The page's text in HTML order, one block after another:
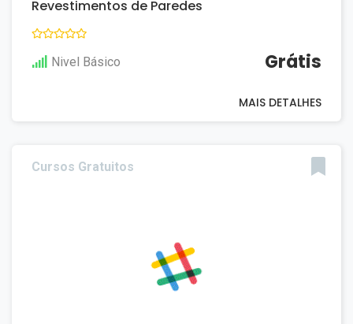
Revestimentos de Paredes
Nivel Básico Grátis
MAIS DETALHES
Cursos Gratuitos